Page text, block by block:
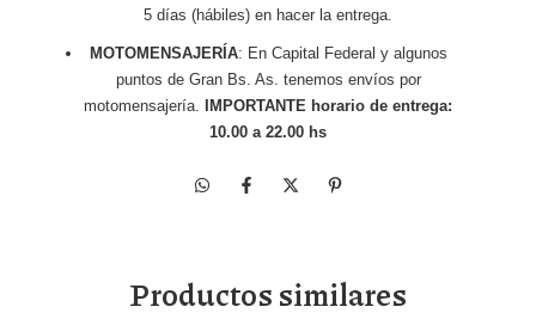
5 días (hábiles) en hacer la entrega.
MOTOMENSAJERÍA: En Capital Federal y algunos
puntos de Gran Bs. As. tenemos envíos por
motomensajería.
IMPORTANTE horario de entrega:
10.00 a 22.00 hs
Productos similares